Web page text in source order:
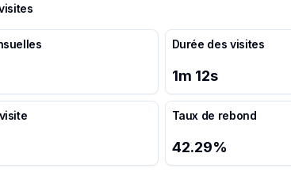
Durée des visites
1m 12s
Taux de rebond
42.29%